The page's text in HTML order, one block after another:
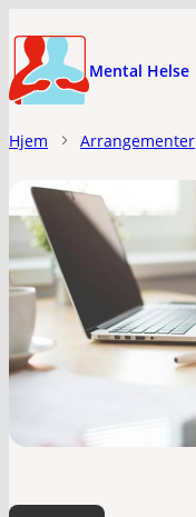
til
hovedinnhold
Mental Helse
Hjem Arrangementer